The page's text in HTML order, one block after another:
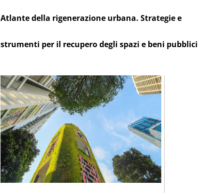
Atlante della rigenerazione urbana. Strategie e
strumenti per il recupero degli spazi e beni pubblici